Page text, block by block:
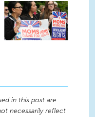
in this post are
necessarily reflect